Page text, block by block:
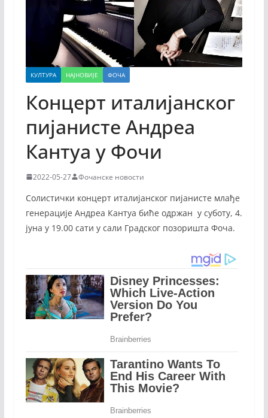
КУЛТУРА НАЈНОВИЈЕ ФОЧА
Концерт италијанског
пијанисте Андреа
Кантуа у Фочи
2022-05-27 Фочанске новости
Солистички концерт италијанског пијанисте млађе
генерације Андреа Кантуа биће одржан у суботу, 4.
јуна у 19.00 сати у сали Градског позоришта Фоча.